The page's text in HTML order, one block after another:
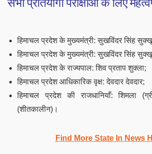
हिमाचल प्रदेश के मुख्यमंत्री: सुखविंदर सिंह
हिमाचल प्रदेश के मुख्यमंत्री: सुखविंदर सिंह
हिमाचल प्रदेश के राज्यपाल: शिव प्रताप शुक्ला;
हिमाचल प्रदेश आधिकारिक वृक्ष: देवदार देवदार;
हिमाचल प्रदेश की राजधानियाँ: शिमला
(शीतकालीन)।
Find More State In News